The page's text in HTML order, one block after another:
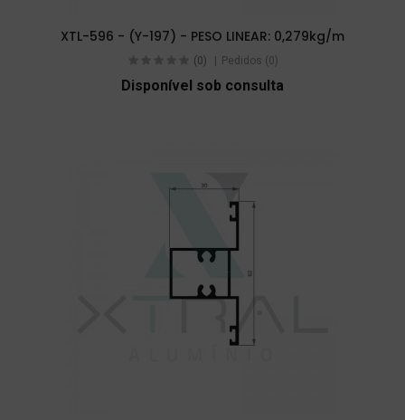
XTL-596 - (Y-197) - PESO LINEAR: 0,279kg/m
(0) Pedidos (0)
Disponível sob consulta